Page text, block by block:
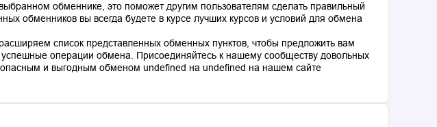
обменнике, это поможет другим пользователям сделать правильный
обменников вы всегда будете в курсе лучших курсов и условий для обмена
список представленных обменных пунктов, чтобы предложить вам
операции обмена. Присоединяйтесь к нашему сообществу довольных
и выгодным обменом undefined на undefined на нашем сайте